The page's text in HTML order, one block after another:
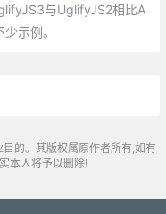
与UglifyJS2相比A
示例。
的。其版权属原作者所有,如有
本人将予以删除!